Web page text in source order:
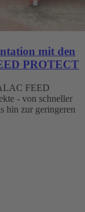
mit den
PROTECT
FEED
- von schneller
hin zur geringeren